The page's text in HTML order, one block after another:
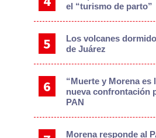
el “turismo de parto”
Los volcanes
de Juárez
“Muerte y Morena es
nueva confrontación
PAN
Morena responde al